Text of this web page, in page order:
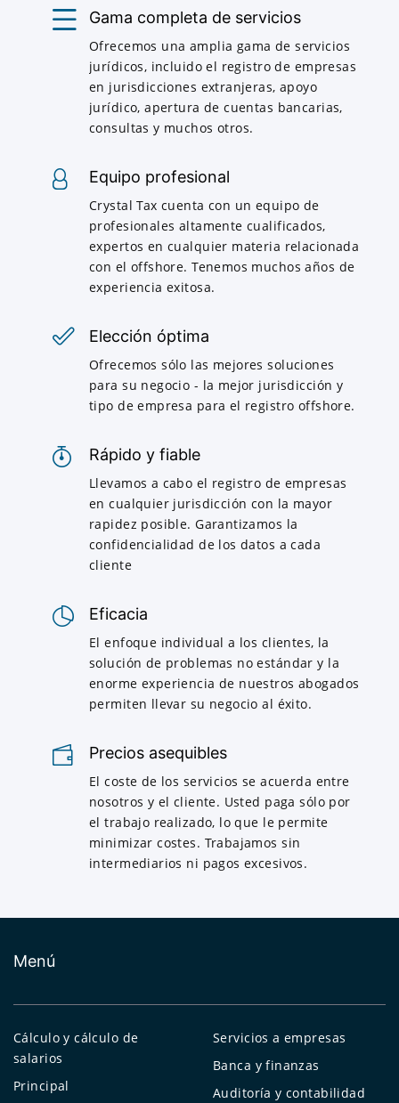
Gama completa de servicios
Ofrecemos una amplia gama de servicios
jurídicos, incluido el registro de empresas
en jurisdicciones extranjeras, apoyo
jurídico, apertura de cuentas bancarias,
consultas y muchos otros.
Equipo profesional
Crystal Tax cuenta con un equipo de
profesionales altamente cualificados,
expertos en cualquier materia relacionada
con el offshore. Tenemos muchos años de
experiencia exitosa.
Elección óptima
Ofrecemos sólo las mejores soluciones
para su negocio - la mejor jurisdicción y
tipo de empresa para el registro offshore.
Rápido y fiable
Llevamos a cabo el registro de empresas
en cualquier jurisdicción con la mayor
rapidez posible. Garantizamos la
confidencialidad de los datos a cada
cliente
Eficacia
El enfoque individual a los clientes, la
solución de problemas no estándar y la
enorme experiencia de nuestros abogados
permiten llevar su negocio al éxito.
Precios asequibles
El coste de los servicios se acuerda entre
nosotros y el cliente. Usted paga sólo por
el trabajo realizado, lo que le permite
minimizar costes. Trabajamos sin
intermediarios ni pagos excesivos.
Menú
Cálculo y cálculo de
salarios
Principal
Servicios a empresas
Banca y finanzas
Auditoría y contabilidad